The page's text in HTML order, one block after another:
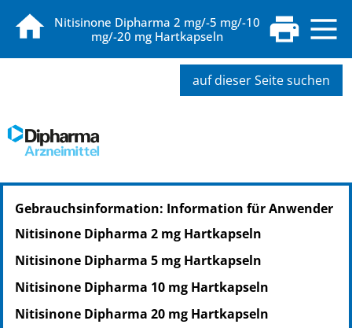
Nitisinone Dipharma 2 mg/-5 mg/-10
mg/-20 mg Hartkapseln
auf dieser Seite suchen
PZN: 14399431
PPN: 111439943181
Gebrauchsinformation: Information für Anwender
Nitisinone Dipharma 2 mg Hartkapseln
Nitisinone Dipharma 5 mg Hartkapseln
Nitisinone Dipharma 10 mg Hartkapseln
Nitisinone Dipharma 20 mg Hartkapseln